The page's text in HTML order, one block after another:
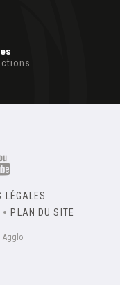
LÉGALES
PLAN DU SITE
Agglo